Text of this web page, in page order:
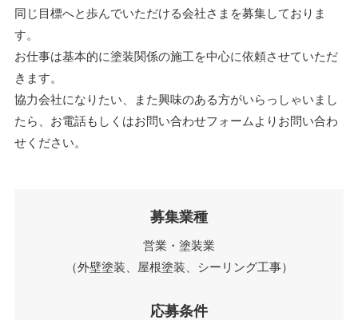
同じ目標へと歩んでいただける会社さまを募集しておりま
す。
お仕事は基本的に塗装関係の施工を中心に依頼させていただ
きます。
協力会社になりたい、また興味のある方がいらっしゃいまし
たら、お電話もしくはお問い合わせフォームよりお問い合わ
せください。
募集業種
営業・塗装業
（外壁塗装、屋根塗装、シーリング工事）
応募条件